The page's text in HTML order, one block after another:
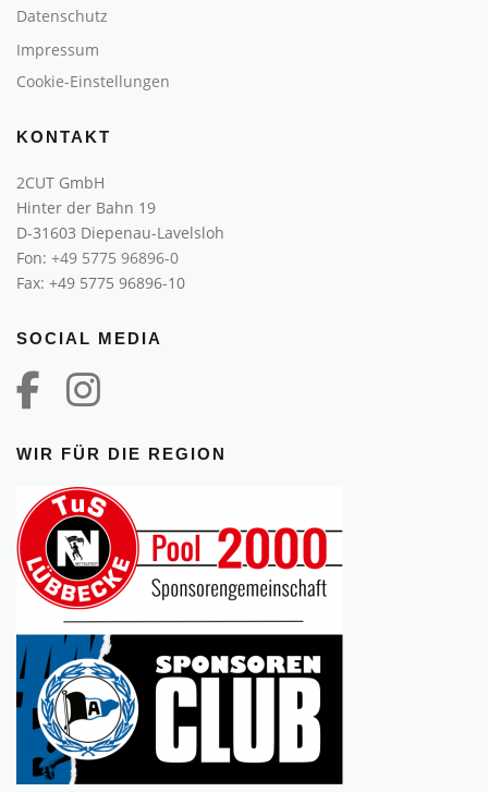
Datenschutz
Impressum
Cookie-Einstellungen
KONTAKT
2CUT GmbH
Hinter der Bahn 19
D-31603 Diepenau-Lavelsloh
Fon: +49 5775 96896-0
Fax: +49 5775 96896-10
SOCIAL MEDIA
WIR FÜR DIE REGION